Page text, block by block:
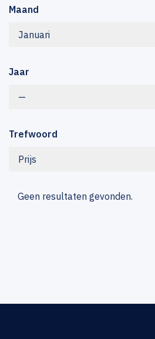
Maand
Januari
Jaar
—
Trefwoord
Prijs
Geen resultaten gevonden.